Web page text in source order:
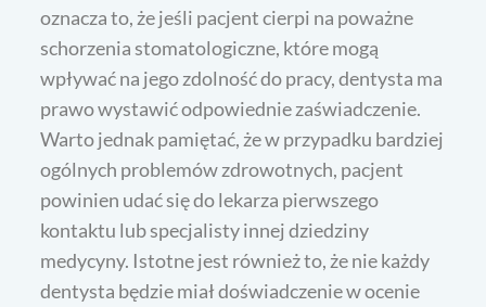
oznacza to, że jeśli pacjent cierpi na poważne
schorzenia stomatologiczne, które mogą
wpływać na jego zdolność do pracy, dentysta ma
prawo wystawić odpowiednie zaświadczenie.
Warto jednak pamiętać, że w przypadku bardziej
ogólnych problemów zdrowotnych, pacjent
powinien udać się do lekarza pierwszego
kontaktu lub specjalisty innej dziedziny
medycyny. Istotne jest również to, że nie każdy
dentysta będzie miał doświadczenie w ocenie